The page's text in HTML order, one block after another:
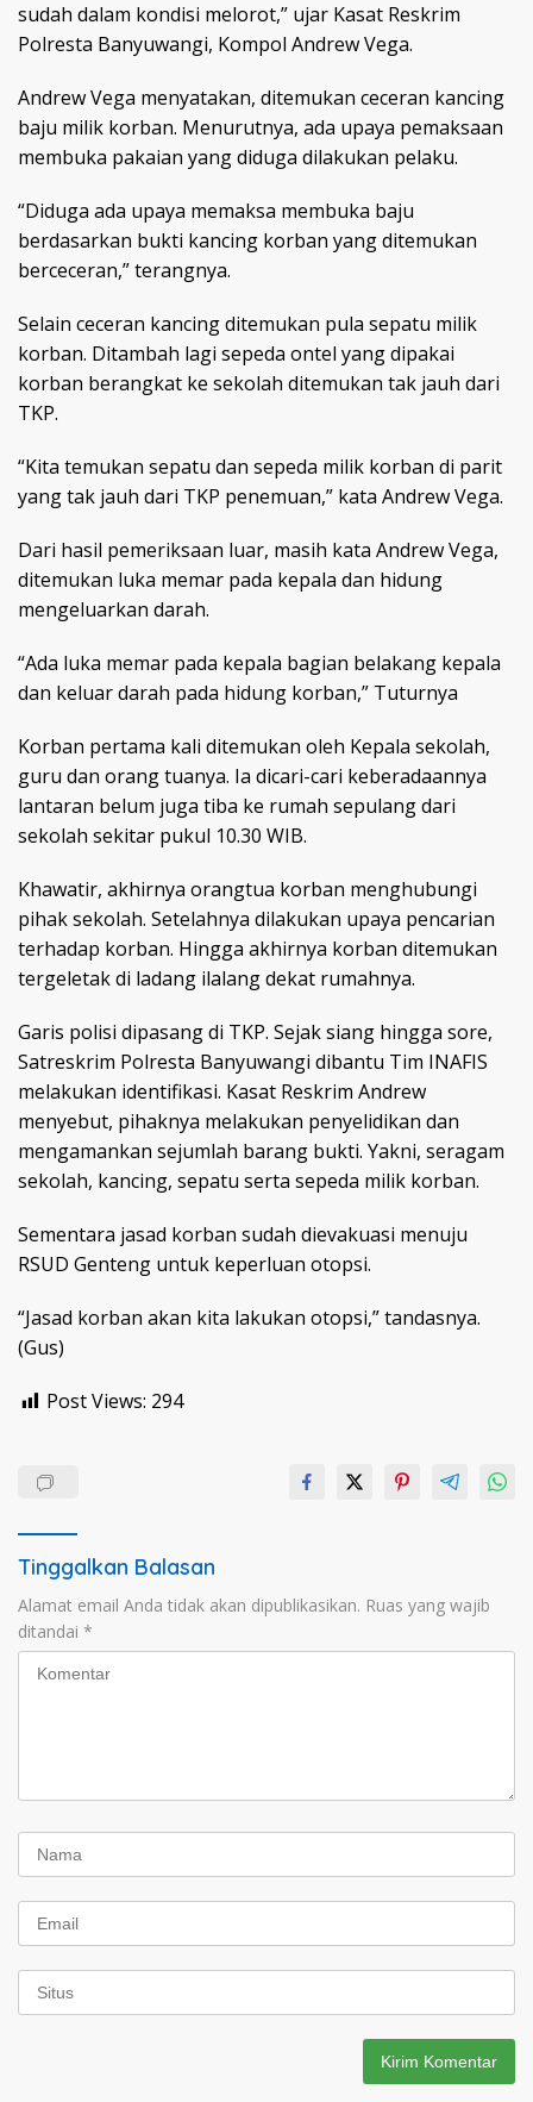
sudah dalam kondisi melorot,” ujar Kasat Reskrim
Polresta Banyuwangi, Kompol Andrew Vega.
Andrew Vega menyatakan, ditemukan ceceran kancing
baju milik korban. Menurutnya, ada upaya pemaksaan
membuka pakaian yang diduga dilakukan pelaku.
“Diduga ada upaya memaksa membuka baju
berdasarkan bukti kancing korban yang ditemukan
berceceran,” terangnya.
Selain ceceran kancing ditemukan pula sepatu milik
korban. Ditambah lagi sepeda ontel yang dipakai
korban berangkat ke sekolah ditemukan tak jauh dari
TKP.
“Kita temukan sepatu dan sepeda milik korban di parit
yang tak jauh dari TKP penemuan,” kata Andrew Vega.
Dari hasil pemeriksaan luar, masih kata Andrew Vega,
ditemukan luka memar pada kepala dan hidung
mengeluarkan darah.
“Ada luka memar pada kepala bagian belakang kepala
dan keluar darah pada hidung korban,” Tuturnya
Korban pertama kali ditemukan oleh Kepala sekolah,
guru dan orang tuanya. Ia dicari-cari keberadaannya
lantaran belum juga tiba ke rumah sepulang dari
sekolah sekitar pukul 10.30 WIB.
Khawatir, akhirnya orangtua korban menghubungi
pihak sekolah. Setelahnya dilakukan upaya pencarian
terhadap korban. Hingga akhirnya korban ditemukan
tergeletak di ladang ilalang dekat rumahnya.
Garis polisi dipasang di TKP. Sejak siang hingga sore,
Satreskrim Polresta Banyuwangi dibantu Tim INAFIS
melakukan identifikasi. Kasat Reskrim Andrew
menyebut, pihaknya melakukan penyelidikan dan
mengamankan sejumlah barang bukti. Yakni, seragam
sekolah, kancing, sepatu serta sepeda milik korban.
Sementara jasad korban sudah dievakuasi menuju
RSUD Genteng untuk keperluan otopsi.
“Jasad korban akan kita lakukan otopsi,” tandasnya.
(Gus)
Post Views: 294
Tinggalkan Balasan
Alamat email Anda tidak akan dipublikasikan. Ruas yang wajib
ditandai *